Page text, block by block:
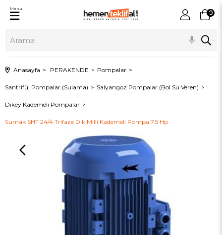
0
Menu
Anasayfa PERAKENDE Pompalar
Santrifüj Pompalar (Sulama) Salyangoz Pompalar (Bol Su Veren)
Dikey Kademeli Pompalar
Sumak SHT 24/4 Trifaze Dik Milli Kademeli Pompa 7.5 Hp